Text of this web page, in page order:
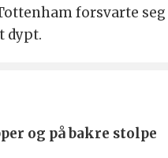
forsvarte seg
dypt.
og på bakre stolpe